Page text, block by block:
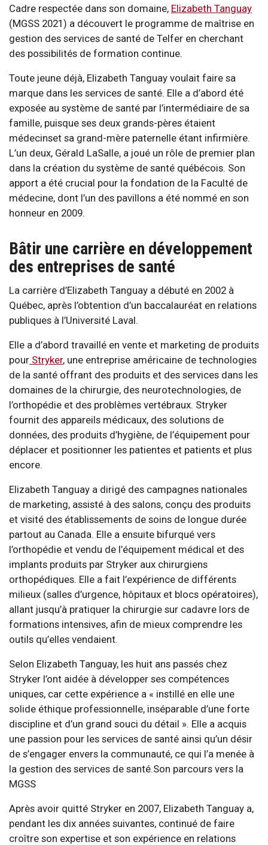
Cadre respectée dans son domaine, Elizabeth Tanguay
(MGSS 2021) a découvert le programme de maîtrise en
gestion des services de santé de Telfer en cherchant
des possibilités de formation continue.
Toute jeune déjà, Elizabeth Tanguay voulait faire sa
marque dans les services de santé. Elle a d’abord été
exposée au système de santé par l’intermédiaire de sa
famille, puisque ses deux grands-pères étaient
médecinset sa grand-mère paternelle étant infirmière.
L’un deux, Gérald LaSalle, a joué un rôle de premier plan
dans la création du système de santé québécois. Son
apport a été crucial pour la fondation de la Faculté de
médecine, dont l’un des pavillons a été nommé en son
honneur en 2009.
Bâtir une carrière en développement
des entreprises de santé
La carrière d’Elizabeth Tanguay a débuté en 2002 à
Québec, après l’obtention d’un baccalauréat en relations
publiques à l’Université Laval.
Elle a d’abord travaillé en vente et marketing de produits
pour Stryker, une entreprise américaine de technologies
de la santé offrant des produits et des services dans les
domaines de la chirurgie, des neurotechnologies, de
l’orthopédie et des problèmes vertébraux. Stryker
fournit des appareils médicaux, des solutions de
données, des produits d’hygiène, de l’équipement pour
déplacer et positionner les patientes et patients et plus
encore.
Elizabeth Tanguay a dirigé des campagnes nationales
de marketing, assisté à des salons, conçu des produits
et visité des établissements de soins de longue durée
partout au Canada. Elle a ensuite bifurqué vers
l’orthopédie et vendu de l’équipement médical et des
implants produits par Stryker aux chirurgiens
orthopédiques. Elle a fait l’expérience de différents
milieux (salles d’urgence, hôpitaux et blocs opératoires),
allant jusqu’à pratiquer la chirurgie sur cadavre lors de
formations intensives, afin de mieux comprendre les
outils qu’elles vendaient.
Selon Elizabeth Tanguay, les huit ans passés chez
Stryker l’ont aidée à développer ses compétences
uniques, car cette expérience a « instillé en elle une
solide éthique professionnelle, inséparable d’une forte
discipline et d’un grand souci du détail ». Elle a acquis
une passion pour les services de santé ainsi qu’un désir
de s’engager envers la communauté, ce qui l’a menée à
la gestion des services de santé.Son parcours vers la
MGSS
Après avoir quitté Stryker en 2007, Elizabeth Tanguay a,
pendant les dix années suivantes, continué de faire
croître son expertise et son expérience en relations